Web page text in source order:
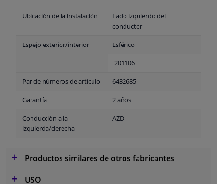
Ubicación de la instalación
Lado izquierdo del
conductor
Espejo exterior/interior Esférico
201106
Par de números de artículo 6432685
Garantía 2 años
Conducción a la
izquierda/derecha
AZD
Productos similares de otros fabricantes
USO